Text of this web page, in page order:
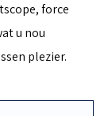
force
u nou
plezier.